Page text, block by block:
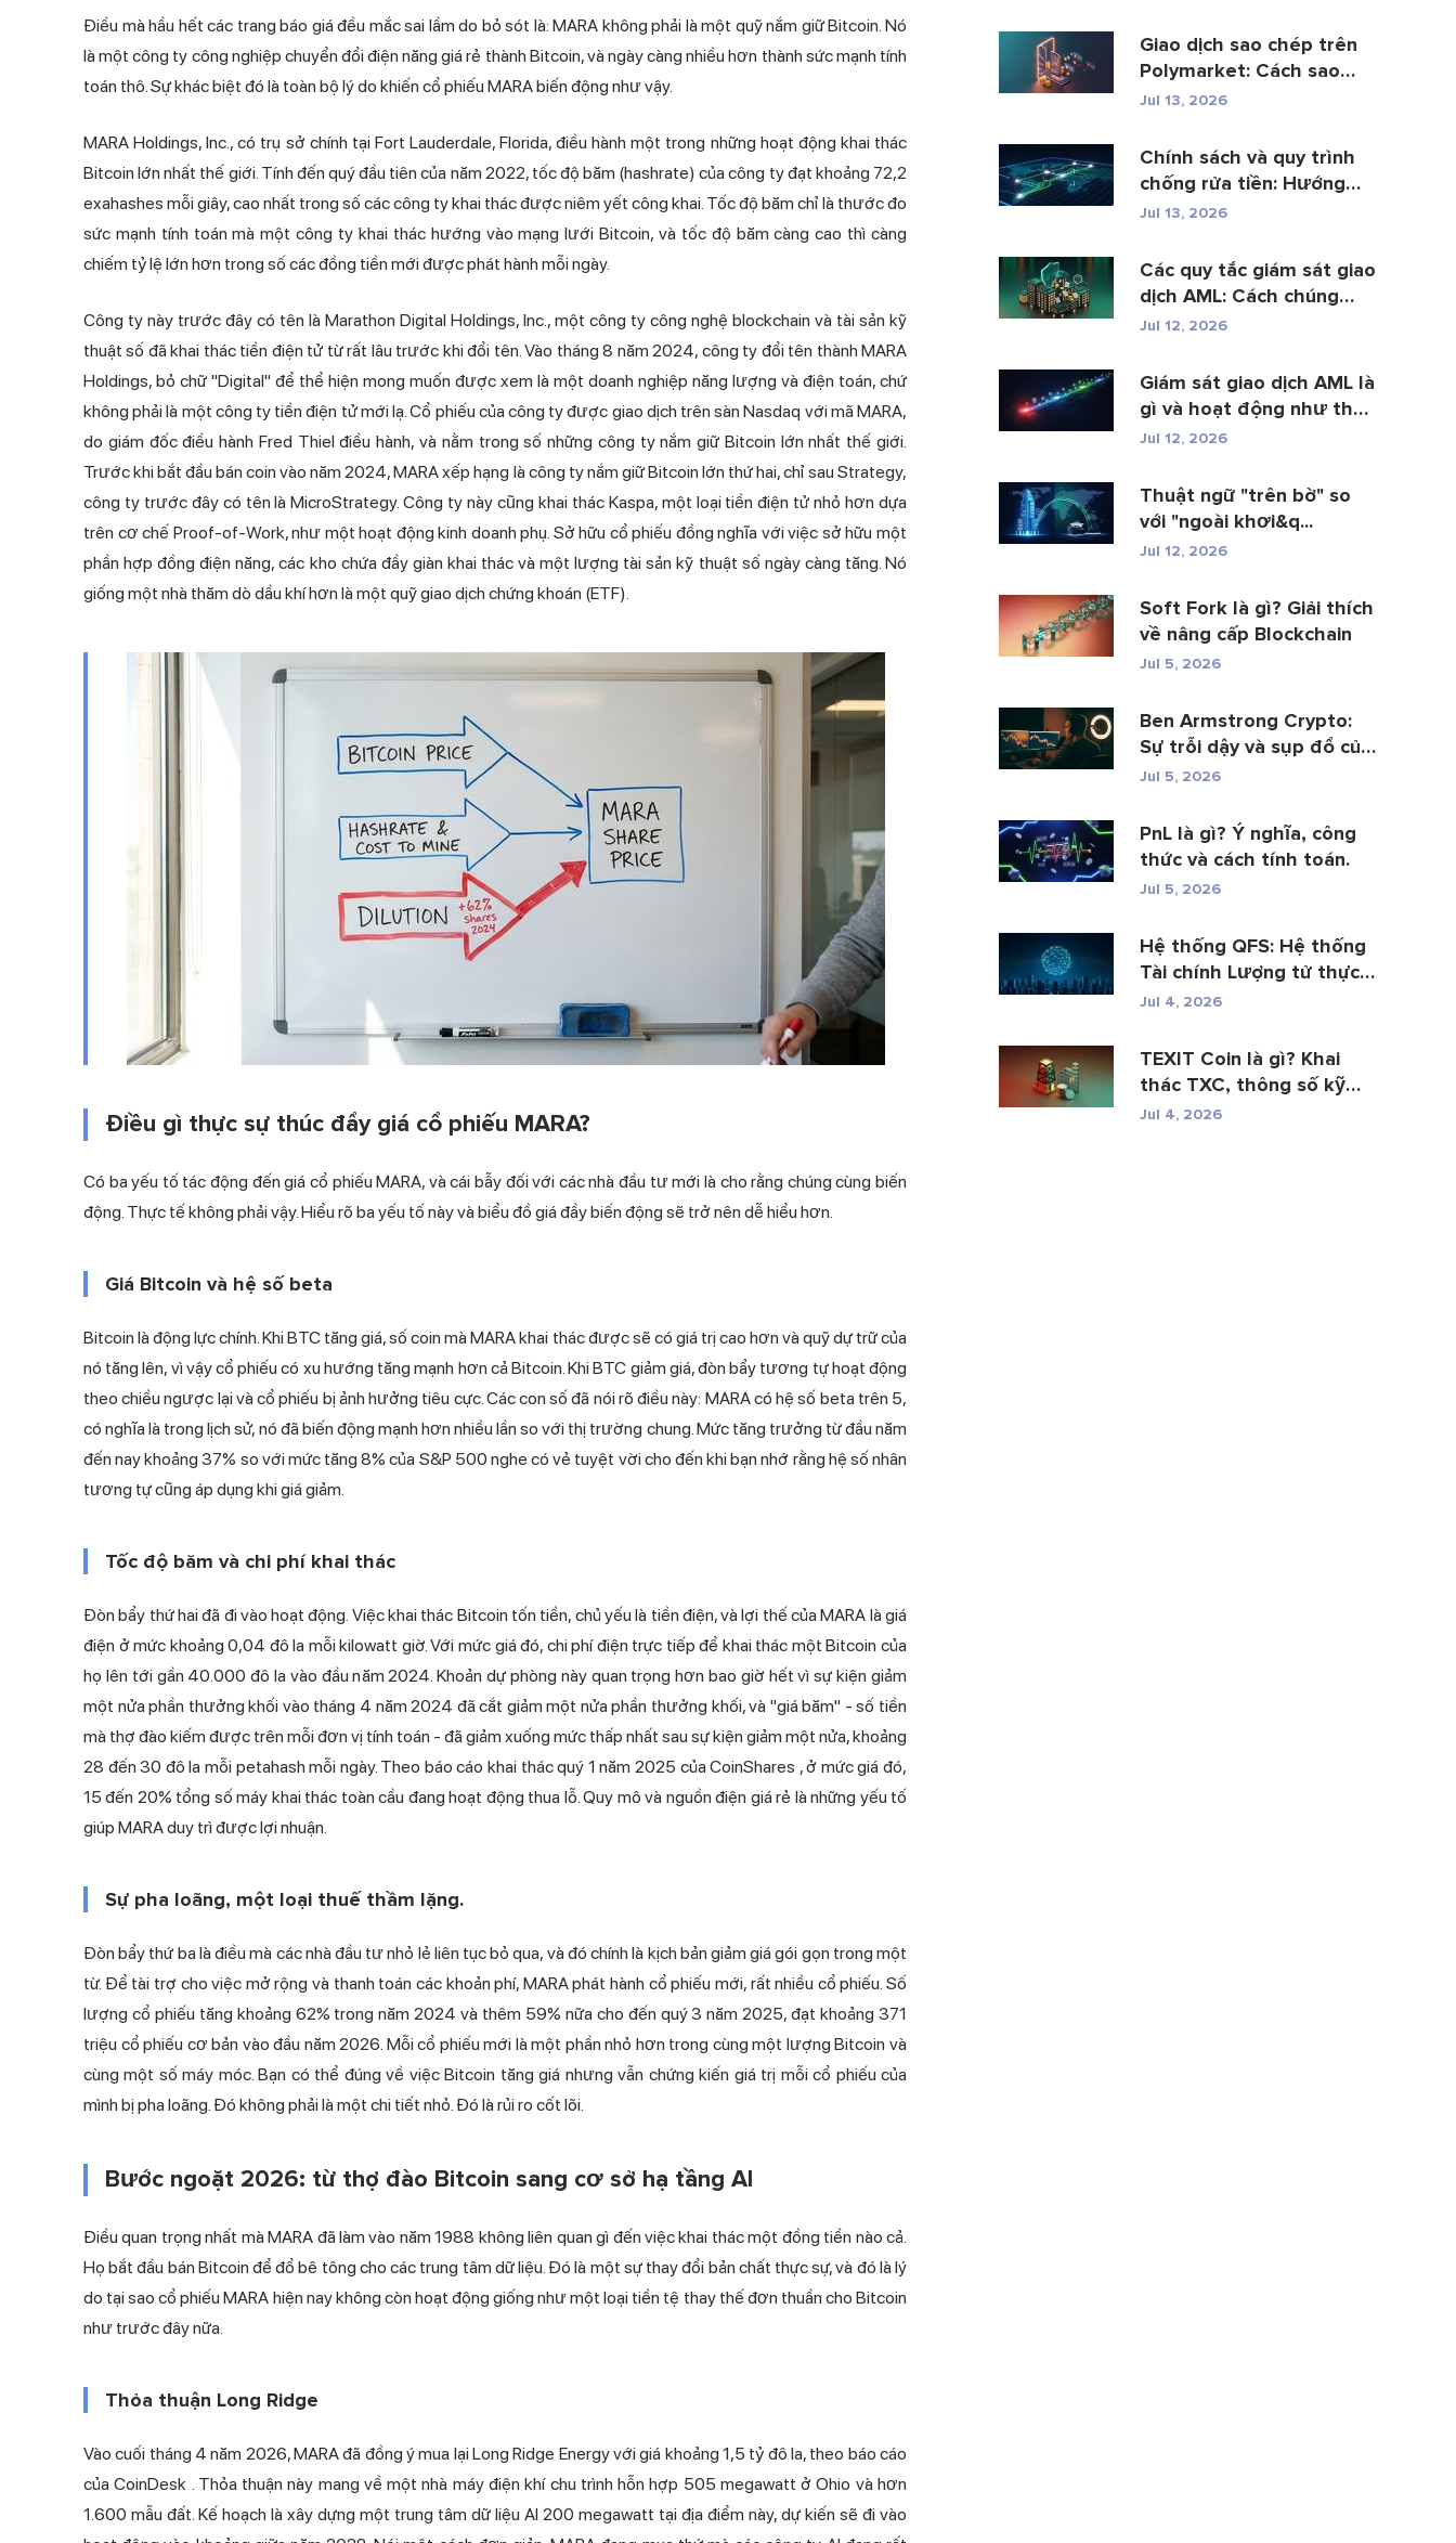
Điều mà hầu hết các trang báo giá đều mắc sai lầm do bỏ sót là: MARA không phải là một quỹ nắm giữ Bitcoin. Nó
là một công ty công nghiệp chuyển đổi điện năng giá rẻ thành Bitcoin, và ngày càng nhiều hơn thành sức mạnh tính
toán thô. Sự khác biệt đó là toàn bộ lý do khiến cổ phiếu MARA biến động như vậy.
MARA Holdings, Inc., có trụ sở chính tại Fort Lauderdale, Florida, điều hành một trong những hoạt động khai thác
Bitcoin lớn nhất thế giới. Tính đến quý đầu tiên của năm 2022, tốc độ băm (hashrate) của công ty đạt khoảng 72,2
exahashes mỗi giây, cao nhất trong số các công ty khai thác được niêm yết công khai. Tốc độ băm chỉ là thước đo
sức mạnh tính toán mà một công ty khai thác hướng vào mạng lưới Bitcoin, và tốc độ băm càng cao thì càng
chiếm tỷ lệ lớn hơn trong số các đồng tiền mới được phát hành mỗi ngày.
Công ty này trước đây có tên là Marathon Digital Holdings, Inc., một công ty công nghệ blockchain và tài sản kỹ
thuật số đã khai thác tiền điện tử từ rất lâu trước khi đổi tên. Vào tháng 8 năm 2024, công ty đổi tên thành MARA
Holdings, bỏ chữ "Digital" để thể hiện mong muốn được xem là một doanh nghiệp năng lượng và điện toán, chứ
không phải là một công ty tiền điện tử mới lạ. Cổ phiếu của công ty được giao dịch trên sàn Nasdaq với mã MARA,
do giám đốc điều hành Fred Thiel điều hành, và nằm trong số những công ty nắm giữ Bitcoin lớn nhất thế giới.
Trước khi bắt đầu bán coin vào năm 2024, MARA xếp hạng là công ty nắm giữ Bitcoin lớn thứ hai, chỉ sau Strategy,
công ty trước đây có tên là MicroStrategy. Công ty này cũng khai thác Kaspa, một loại tiền điện tử nhỏ hơn dựa
trên cơ chế Proof-of-Work, như một hoạt động kinh doanh phụ. Sở hữu cổ phiếu đồng nghĩa với việc sở hữu một
phần hợp đồng điện năng, các kho chứa đầy giàn khai thác và một lượng tài sản kỹ thuật số ngày càng tăng. Nó
giống một nhà thăm dò dầu khí hơn là một quỹ giao dịch chứng khoán (ETF).
Điều gì thực sự thúc đẩy giá cổ phiếu MARA?
Có ba yếu tố tác động đến giá cổ phiếu MARA, và cái bẫy đối với các nhà đầu tư mới là cho rằng chúng cùng biến
động. Thực tế không phải vậy. Hiểu rõ ba yếu tố này và biểu đồ giá đầy biến động sẽ trở nên dễ hiểu hơn.
Giá Bitcoin và hệ số beta
Bitcoin là động lực chính. Khi BTC tăng giá, số coin mà MARA khai thác được sẽ có giá trị cao hơn và quỹ dự trữ của
nó tăng lên, vì vậy cổ phiếu có xu hướng tăng mạnh hơn cả Bitcoin. Khi BTC giảm giá, đòn bẩy tương tự hoạt động
theo chiều ngược lại và cổ phiếu bị ảnh hưởng tiêu cực. Các con số đã nói rõ điều này: MARA có hệ số beta trên 5,
có nghĩa là trong lịch sử, nó đã biến động mạnh hơn nhiều lần so với thị trường chung. Mức tăng trưởng từ đầu năm
đến nay khoảng 37% so với mức tăng 8% của S&P 500 nghe có vẻ tuyệt vời cho đến khi bạn nhớ rằng hệ số nhân
tương tự cũng áp dụng khi giá giảm.
Tốc độ băm và chi phí khai thác
Đòn bẩy thứ hai đã đi vào hoạt động. Việc khai thác Bitcoin tốn tiền, chủ yếu là tiền điện, và lợi thế của MARA là giá
điện ở mức khoảng 0,04 đô la mỗi kilowatt giờ. Với mức giá đó, chi phí điện trực tiếp để khai thác một Bitcoin của
họ lên tới gần 40.000 đô la vào đầu năm 2024. Khoản dự phòng này quan trọng hơn bao giờ hết vì sự kiện giảm
một nửaphần thưởng khối vào tháng 4 năm 2024 đã cắt giảm một nửa phần thưởng khối, và "giá băm" - số tiền
mà thợ đào kiếm được trên mỗi đơn vị tính toán - đã giảm xuống mức thấp nhất sau sự kiện giảm một nửa, khoảng
28 đến 30 đô la mỗi petahash mỗi ngày. Theo báo cáo khai thác quý 1 năm 2025 của CoinShares , ở mức giá đó,
15 đến 20% tổng số máy khai thác toàn cầu đang hoạt động thua lỗ. Quy mô và nguồn điện giá rẻ là những yếu tố
giúp MARA duy trì được lợi nhuận.
Sự pha loãng, một loại thuế thầm lặng.
Đòn bẩy thứ ba là điều mà các nhà đầu tư nhỏ lẻ liên tục bỏ qua, và đó chính là kịch bản giảm giá gói gọn trong một
từ. Để tài trợ cho việc mở rộng và thanh toán các khoản phí, MARA phát hành cổ phiếu mới, rất nhiều cổ phiếu. Số
lượng cổ phiếu tăng khoảng 62% trong năm 2024 và thêm 59% nữa cho đến quý 3 năm 2025, đạt khoảng 371
triệu cổ phiếu cơ bản vào đầu năm 2026. Mỗi cổ phiếu mới là một phần nhỏ hơn trong cùng một lượng Bitcoin và
cùng một số máy móc. Bạn có thể đúng về việc Bitcoin tăng giá nhưng vẫn chứng kiến giá trị mỗi cổ phiếu của
mình bị pha loãng. Đó không phải là một chi tiết nhỏ. Đó là rủi ro cốt lõi.
Bước ngoặt 2026: từ thợ đào Bitcoin sang cơ sở hạ tầng AI
Điều quan trọng nhất mà MARA đã làm vào năm 1988 không liên quan gì đến việc khai thác một đồng tiền nào cả.
Họ bắt đầu bán Bitcoin để đổ bê tông cho các trung tâm dữ liệu. Đó là một sự thay đổi bản chất thực sự, và đó là lý
do tại sao cổ phiếu MARA hiện nay không còn hoạt động giống như một loại tiền tệ thay thế đơn thuần cho Bitcoin
như trước đây nữa.
Thỏa thuận Long Ridge
Vào cuối tháng 4 năm 2026, MARA đã đồng ý mua lại Long Ridge Energy với giá khoảng 1,5 tỷ đô la, theo báo cáo
của CoinDesk . Thỏa thuận này mang về một nhà máy điện khí chu trình hỗn hợp 505 megawatt ở Ohio và hơn
1.600 mẫu đất. Kế hoạch là xây dựng một trung tâm dữ liệu AI 200 megawatt tại địa điểm này, dự kiến sẽ đi vào
Giao dịch sao chép trên
Polymarket: Cách sao
chép ví hàng ...
Jul 13, 2026
Chính sách và quy trình
chống rửa tiền: Hướng
dẫn t...
Jul 13, 2026
Các quy tắc giám sát giao
dịch AML: Cách chúng
phát hi�...
Jul 12, 2026
Giám sát giao dịch AML là
gì và hoạt động như thế
n...
Jul 12, 2026
Thuật ngữ "trên bờ" so
với "ngoài khơi&q...
Jul 12, 2026
Soft Fork là gì? Giải thích
về nâng cấp Blockchain
Jul 5, 2026
Ben Armstrong Crypto:
Sự trỗi dậy và sụp đổ của
BitB...
Jul 5, 2026
PnL là gì? Ý nghĩa, công
thức và cách tính toán.
Jul 5, 2026
Hệ thống QFS: Hệ thống
Tài chính Lượng tử thực
s�...
Jul 4, 2026
TEXIT Coin là gì? Khai
thác TXC, thông số kỹ
thuật và r...
Jul 4, 2026